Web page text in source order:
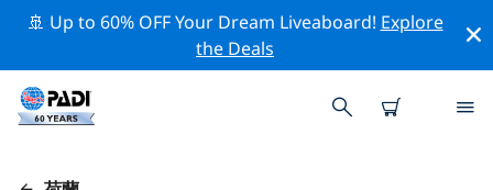
🚢 Up to 60% OFF Your Dream Liveaboard! Explore
the Deals